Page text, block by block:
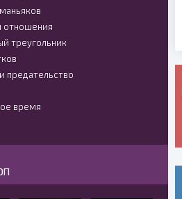
отношения
треугольник
предательство
время